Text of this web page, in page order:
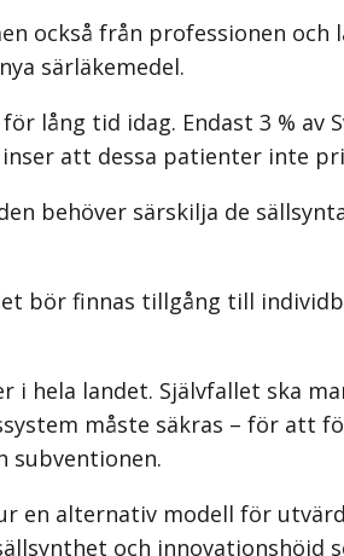
också från professionen och
särläkemedel.
lång tid idag. Endast 3 % av
att dessa patienter inte
behöver särskilja de
bör finnas tillgång till
landet. Självfallet ska
måste säkras – för att
subventionen.
en alternativ modell för
och innovationshöjd